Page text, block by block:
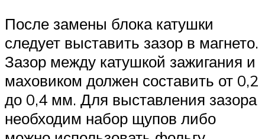
После замены блока катушки
следует выставить зазор в магнето.
Зазор между катушкой зажигания и
маховиком должен составить от 0,2
до 0,4 мм. Для выставления зазора
необходим набор щупов либо